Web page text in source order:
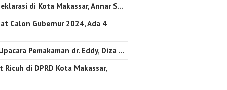
di Kota Makassar, Annar S…
Calon Gubernur 2024, Ada 4
Pemakaman dr. Eddy, Diza …
Ricuh di DPRD Kota Makassar,